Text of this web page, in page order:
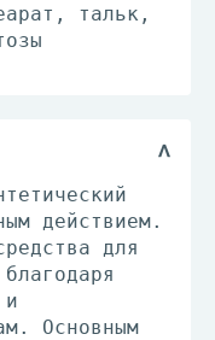
тальк,
действием.
для
и
Основным